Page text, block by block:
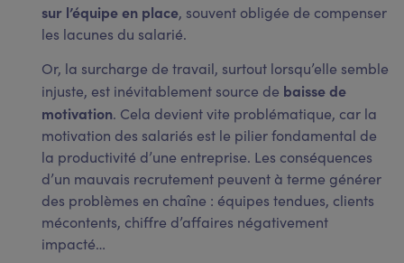
sur l’équipe en place, souvent obligée de compenser
les lacunes du salarié.
Or, la surcharge de travail, surtout lorsqu’elle semble
injuste, est inévitablement source de baisse de
motivation. Cela devient vite problématique, car la
motivation des salariés est le pilier fondamental de
la productivité d’une entreprise. Les conséquences
d’un mauvais recrutement peuvent à terme générer
des problèmes en chaîne : équipes tendues, clients
mécontents, chiffre d’affaires négativement
impacté…